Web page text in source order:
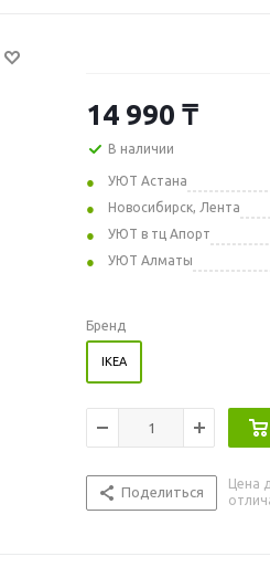
14 990 ₸
В наличии
УЮТ Астана
Новосибирск, Лента
УЮТ в тц Апорт
УЮТ Алматы
Бренд
IKEA
Поделиться
Цена